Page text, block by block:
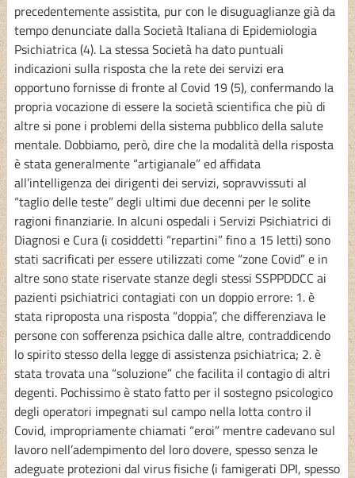
precedentemente assistita, pur con le disuguaglianze già da
tempo denunciate dalla Società Italiana di Epidemiologia
Psichiatrica (4). La stessa Società ha dato puntuali
indicazioni sulla risposta che la rete dei servizi era
opportuno fornisse di fronte al Covid 19 (5), confermando la
propria vocazione di essere la società scientifica che più di
altre si pone i problemi della sistema pubblico della salute
mentale. Dobbiamo, però, dire che la modalità della risposta
è stata generalmente “artigianale” ed affidata
all’intelligenza dei dirigenti dei servizi, sopravvissuti al
“taglio delle teste” degli ultimi due decenni per le solite
ragioni finanziarie. In alcuni ospedali i Servizi Psichiatrici di
Diagnosi e Cura (i cosiddetti “repartini” fino a 15 letti) sono
stati sacrificati per essere utilizzati come “zone Covid” e in
altre sono state riservate stanze degli stessi SSPPDDCC ai
pazienti psichiatrici contagiati con un doppio errore: 1. è
stata riproposta una risposta “doppia”, che differenziava le
persone con sofferenza psichica dalle altre, contraddicendo
lo spirito stesso della legge di assistenza psichiatrica; 2. è
stata trovata una “soluzione” che facilita il contagio di altri
degenti. Pochissimo è stato fatto per il sostegno psicologico
degli operatori impegnati sul campo nella lotta contro il
Covid, impropriamente chiamati “eroi” mentre cadevano sul
lavoro nell’adempimento del loro dovere, spesso senza le
adeguate protezioni dal virus fisiche (i famigerati DPI, spesso